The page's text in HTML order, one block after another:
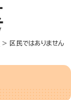
> 区民ではありません